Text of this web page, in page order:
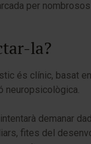
per
la?
és clínic, basat
neuropsicològica.
demanar
fites del